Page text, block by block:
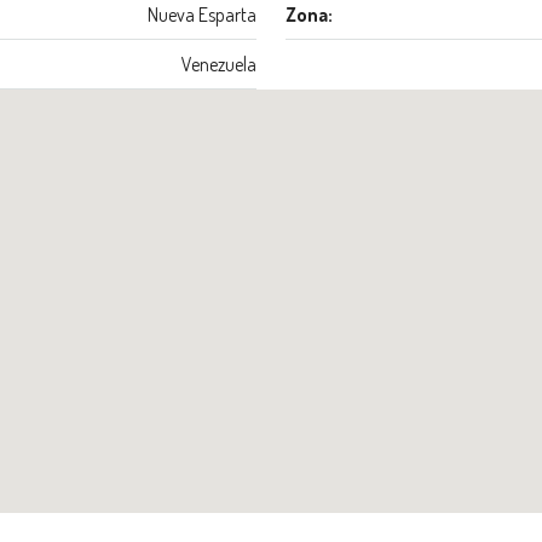
Nueva Esparta Zona:
Venezuela